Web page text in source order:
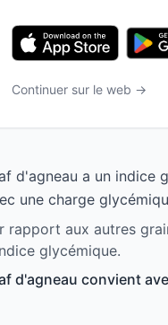
Continuer sur le web →
d'agneau a un indice
une charge
rapport aux autres
glycémique.
d'agneau convient